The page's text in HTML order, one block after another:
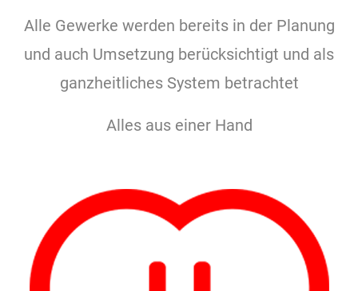
Alle Gewerke werden bereits in der Planung
und auch Umsetzung berücksichtigt und als
ganzheitliches System betrachtet
Alles aus einer Hand